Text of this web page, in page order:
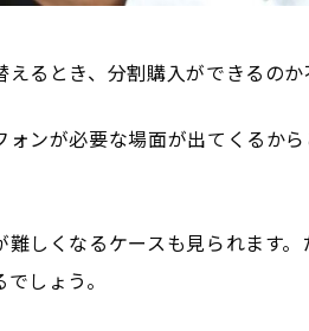
るとき、分割購入ができるのか
ンが必要な場面が出てくるか
しくなるケースも見られます
しょう。